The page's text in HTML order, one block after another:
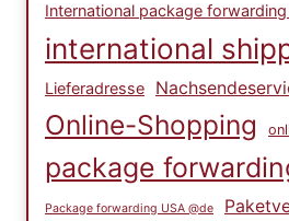
International package
international
Lieferadresse
Online-Shopping
package
Package forwarding USA @de